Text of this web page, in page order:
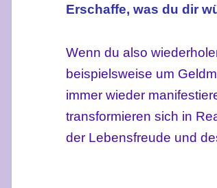
Erschaffe, was du dir
Wenn du also
beispielsweise um
immer wieder
transformieren sich in
der Lebensfreude und